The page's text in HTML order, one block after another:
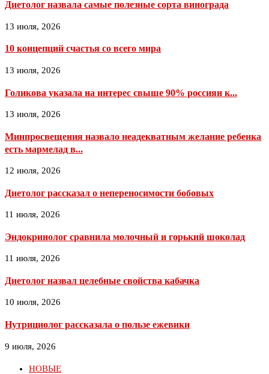
Диетолог назвала самые полезные сорта винограда
13 июля, 2026
10 концепций счастья со всего мира
13 июля, 2026
Голикова указала на интерес свыше 90% россиян к...
13 июля, 2026
Минпросвещения назвало неадекватным желание ребенка
есть мармелад в...
12 июля, 2026
Диетолог рассказал о непереносимости бобовых
11 июля, 2026
Эндокринолог сравнила молочный и горький шоколад
11 июля, 2026
Диетолог назвал целебные свойства кабачка
10 июля, 2026
Нутрициолог рассказала о пользе ежевики
9 июля, 2026
НОВЫЕ